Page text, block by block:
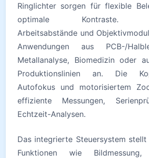
Ringlichter sorgen für flexible
optimale Kontraste.
Arbeitsabstände und
Anwendungen aus PCB-/
Metallanalyse, Biomedizin oder
Produktionslinien an. Die
Autofokus und motorisiertem
effiziente Messungen,
Echtzeit-Analysen.
Das integrierte Steuersystem stellt
Funktionen wie